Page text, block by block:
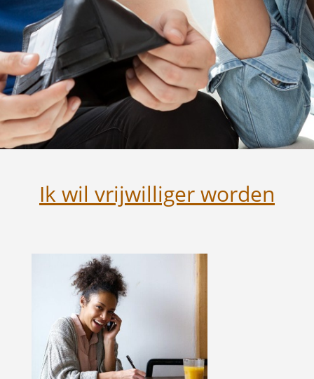
Ik wil vrijwilliger worden